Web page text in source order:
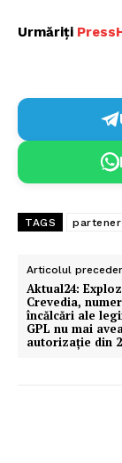
Urmăriți P
TAGS partener
Articolul
Aktual24:
Crevedia,
încălcări ale
GPL nu mai
autorizație din